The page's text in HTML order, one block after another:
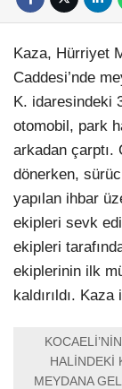
Kaza, Hürriyet
Caddesi’nde
K. idaresindeki
otomobil, park
arkadan çarptı.
dönerken,
yapılan ihbar
ekipleri sevk
ekipleri
ekiplerinin ilk
kaldırıldı.
HALİNDEKİ
MEYDANA